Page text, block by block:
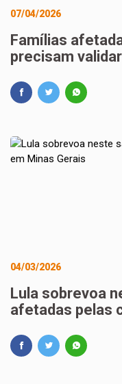
07/04/2026
Famílias
precisam
04/03/2026
Lula sobrevoa
afetadas pelas